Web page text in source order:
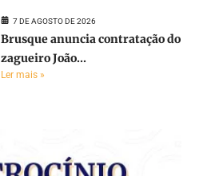
7 DE AGOSTO DE 2026
Brusque anuncia contratação do
zagueiro João...
Ler mais »